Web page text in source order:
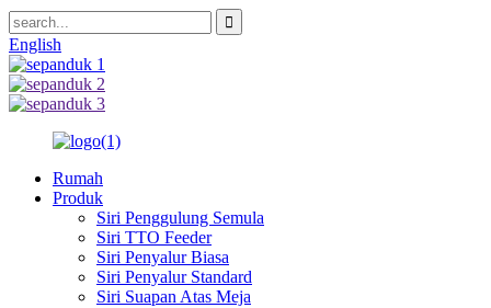
English
Rumah
Produk
Siri Penggulung Semula
Siri TTO Feeder
Siri Penyalur Biasa
Siri Penyalur Standard
Siri Suapan Atas Meja